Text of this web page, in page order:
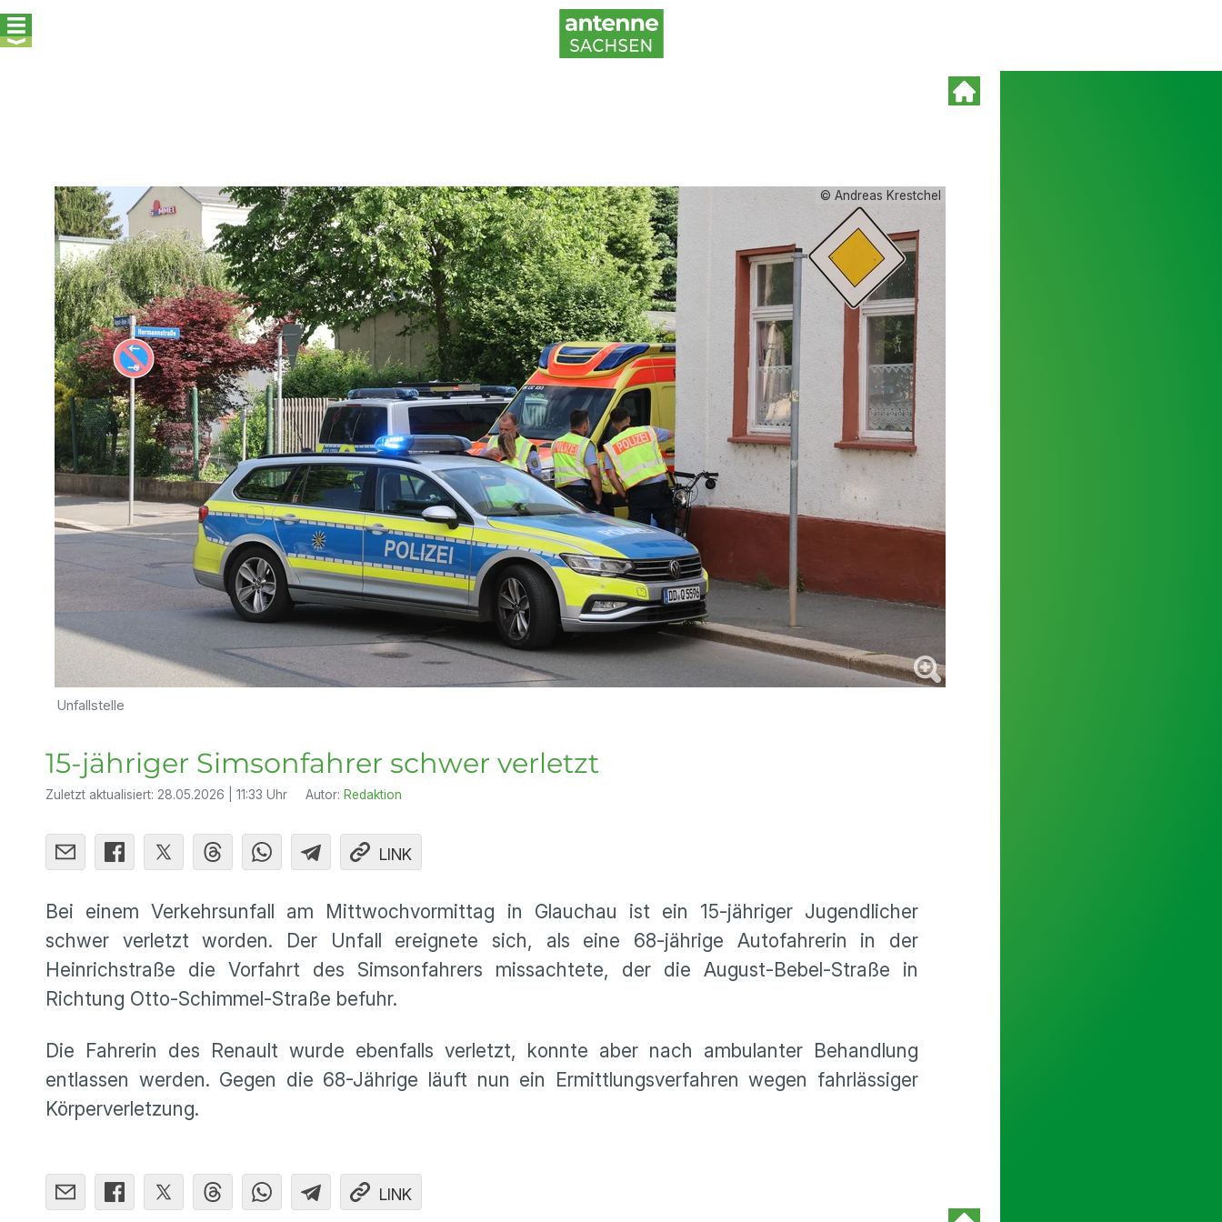
© Andreas Krestchel
Unfallstelle
15-jähriger Simsonfahrer schwer verletzt
Zuletzt aktualisiert: 28.05.2026 | 11:33 Uhr Autor: Redaktion
LINK
Bei einem Verkehrsunfall am Mittwochvormittag in Glauchau ist ein 15-jähriger Jugendlicher
schwer verletzt worden. Der Unfall ereignete sich, als eine 68-jährige Autofahrerin in der
Heinrichstraße die Vorfahrt des Simsonfahrers missachtete, der die August-Bebel-Straße in
Richtung Otto-Schimmel-Straße befuhr.
Die Fahrerin des Renault wurde ebenfalls verletzt, konnte aber nach ambulanter Behandlung
entlassen werden. Gegen die 68-Jährige läuft nun ein Ermittlungsverfahren wegen fahrlässiger
Körperverletzung.
LINK